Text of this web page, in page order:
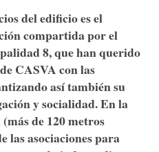
del edificio es el
compartida por el
8, que han querido
CASVA con las
así también su
y socialidad. En la
de 120 metros
las asociaciones para